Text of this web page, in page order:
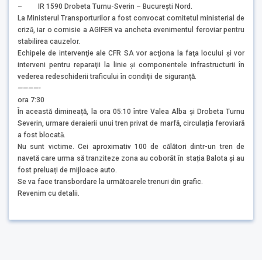
– IR 1590 Drobeta Turnu-Sverin – București Nord.
La Ministerul Transporturilor a fost convocat comitetul ministerial de
criză, iar o comisie a AGIFER va ancheta evenimentul feroviar pentru
stabilirea cauzelor.
Echipele de intervenţie ale CFR SA vor acţiona la faţa locului și vor
interveni pentru reparaţii la linie şi componentele infrastructurii în
vederea redeschiderii traficului în condiţii de siguranţă.
————-
ora 7:30
În această dimineață, la ora 05:10 între Valea Alba și Drobeta Turnu
Severin, urmare deraierii unui tren privat de marfă, circulația feroviară
a fost blocată.
Nu sunt victime. Cei aproximativ 100 de călători dintr-un tren de
navetă care urma să tranziteze zona au coborât în stația Balota și au
fost preluați de mijloace auto.
Se va face transbordare la următoarele trenuri din grafic.
Revenim cu detalii.